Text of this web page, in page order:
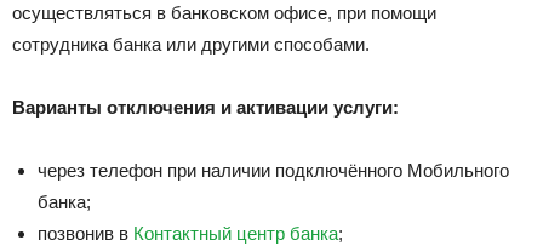
осуществляться в банковском офисе, при помощи
сотрудника банка или другими способами.
Варианты отключения и активации услуги:
через телефон при наличии подключённого Мобильного
банка;
позвонив в Контактный центр банка;